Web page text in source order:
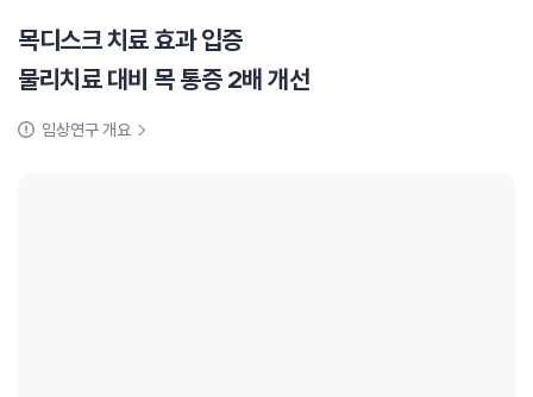
목디스크 치료 효과 입증
물리치료 대비 목 통증 2배 개선
임상연구 개요